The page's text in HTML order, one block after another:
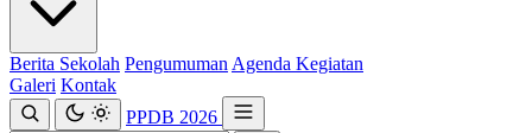
Berita Sekolah Pengumuman Agenda Kegiatan
Galeri Kontak
PPDB 2026